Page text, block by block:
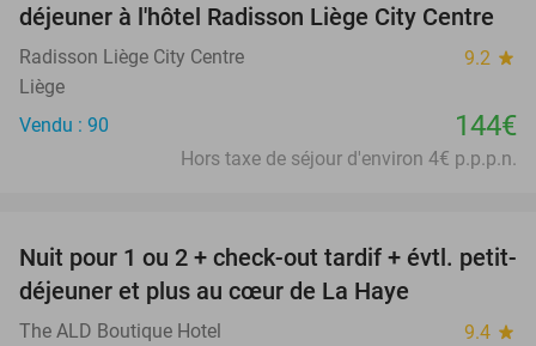
déjeuner à l'hôtel Radisson Liège City Centre
Radisson Liège City Centre 9.2 star
Liège
Vendu : 90
144€
Hors taxe de séjour d'environ 4€ p.p.p.n.
30%
Nuit pour 1 ou 2 + check-out tardif + évtl. petit-
déjeuner et plus au cœur de La Haye
The ALD Boutique Hotel 9.4 star